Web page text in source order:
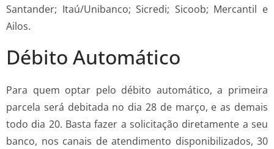
Santander; Itaú/Unibanco; Sicredi; Sicoob; Mercantil e
Ailos.
Débito Automático
Para quem optar pelo débito automático, a primeira
parcela será debitada no dia 28 de março, e as demais
todo dia 20. Basta fazer a solicitação diretamente a seu
banco, nos canais de atendimento disponibilizados, 30